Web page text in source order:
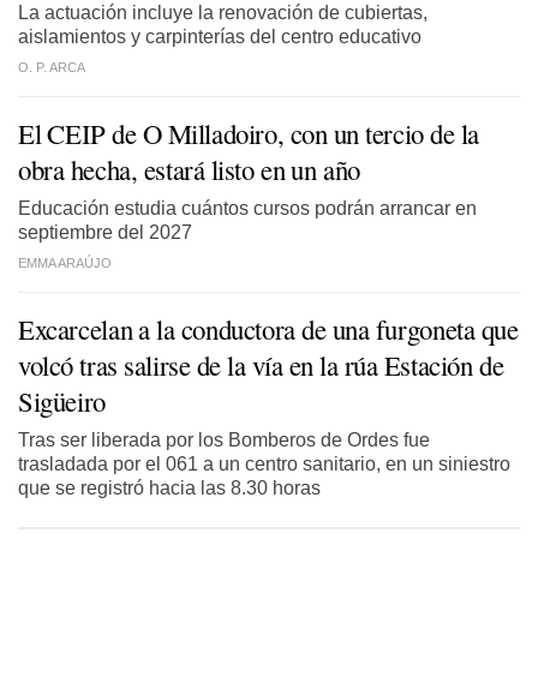
La actuación incluye la renovación de cubiertas,
aislamientos y carpinterías del centro educativo
O. P. ARCA
El CEIP de O Milladoiro, con un tercio de la
obra hecha, estará listo en un año
Educación estudia cuántos cursos podrán arrancar en
septiembre del 2027
EMMA ARAÚJO
Excarcelan a la conductora de una furgoneta que
volcó tras salirse de la vía en la rúa Estación de
Sigüeiro
Tras ser liberada por los Bomberos de Ordes fue
trasladada por el 061 a un centro sanitario, en un siniestro
que se registró hacia las 8.30 horas